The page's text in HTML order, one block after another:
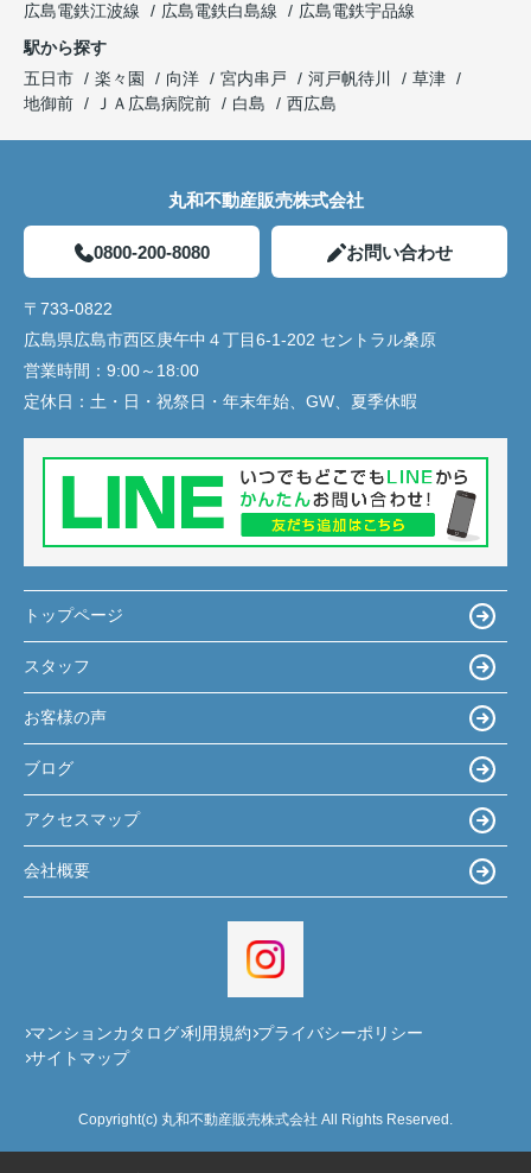
広島電鉄江波線
広島電鉄白島線
広島電鉄宇品線
駅から探す
五日市
楽々園 向洋 宮内串戸 河戸帆待川
草津
地御前
ＪＡ広島病院前 白島 西広島
丸和不動産販売株式会社
0800-200-8080 お問い合わせ
〒733-0822
広島県広島市西区庚午中４丁目6-1-202 セントラル桑原
営業時間： 9:00～18:00
定休日： 土・日・祝祭日・年末年始、GW、夏季休暇
トップページ
スタッフ
お客様の声
ブログ
アクセスマップ
会社概要
マンションカタログ 利用規約 プライバシーポリシー
サイトマップ
Copyright(c) 丸和不動産販売株式会社 All Rights Reserved.